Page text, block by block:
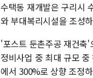
수택동 재개발은 구리시
와 부대복리시설을 조성
'포스트 둔촌주공 재건축
정비사업 중 최대 규모
에서 300%로 상향 조정